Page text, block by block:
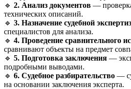
🔹 2. Анализ документов —
технических описаний.
🔹 3. Назначение судебной
специалистов для анализа.
🔹 4. Проведение сравнительного
сравнивают объекты на предмет
🔹 5. Подготовка заключения —
подробными выводами.
🔹 6. Судебное разбирательство —
на основании заключения эксперта.